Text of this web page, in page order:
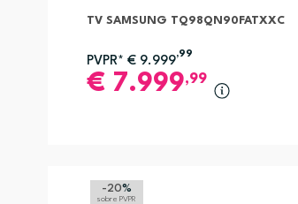
TV SAMSUNG TQ98QN90FATXXC
PVPR* € 9.999
,99
€ 7.999,99
-20%
sobre PVPR